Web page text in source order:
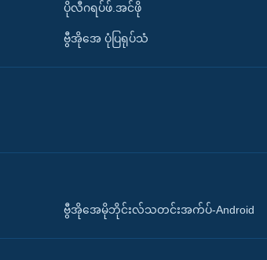
ပိုလီဂရပ်ဖ်.အင်ဖို
ဗွီအိုအေ ပုံပြရုပ်သံ
ဗွီအိုအေမိုဘိုင်းလ်သတင်းအက်ပ်-Android